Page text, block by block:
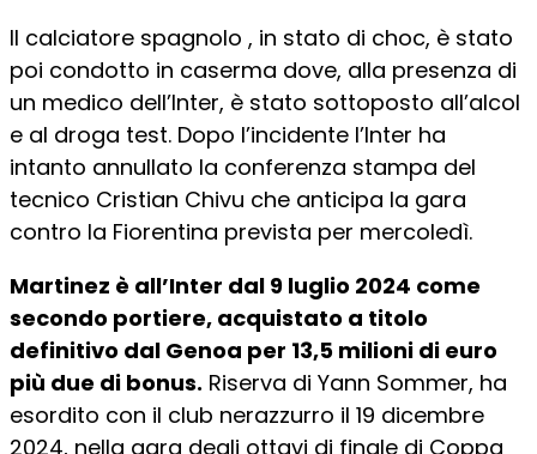
Il calciatore spagnolo , in stato di choc, è stato
poi condotto in caserma dove, alla presenza di
un medico dell’Inter, è stato sottoposto all’alcol
e al droga test. Dopo l’incidente l’Inter ha
intanto annullato la conferenza stampa del
tecnico Cristian Chivu che anticipa la gara
contro la Fiorentina prevista per mercoledì.
Martinez è all’Inter dal 9 luglio 2024 come
secondo portiere, acquistato a titolo
definitivo dal Genoa per 13,5 milioni di euro
più due di bonus. Riserva di Yann Sommer, ha
esordito con il club nerazzurro il 19 dicembre
2024, nella gara degli ottavi di finale di Coppa